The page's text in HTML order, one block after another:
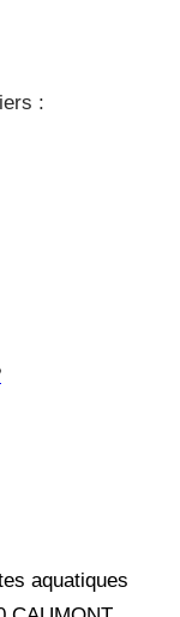
:
aquatiques